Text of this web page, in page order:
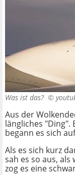
Was ist das? ©
Aus der
längliches "Ding".
begann es sich
Als es sich kurz
sah es so aus, als
zog es eine